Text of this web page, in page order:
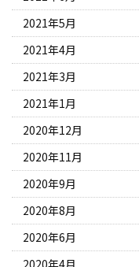
2021年5月
2021年4月
2021年3月
2021年1月
2020年12月
2020年11月
2020年9月
2020年8月
2020年6月